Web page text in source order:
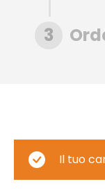
3
Il tuo